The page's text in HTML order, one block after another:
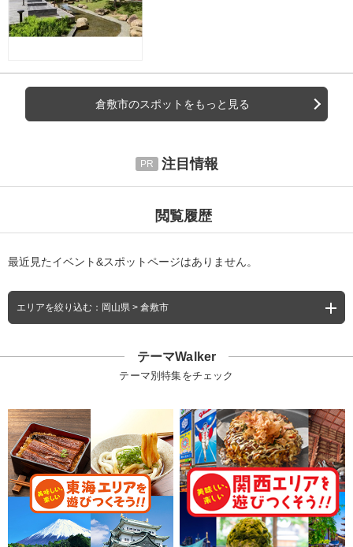
倉敷市のスポットをもっと見る
注目情報
閲覧履歴
最近見たイベント&スポットページはありません。
エリアを絞り込む：岡山県 > 倉敷市
テーマWalker
テーマ別特集をチェック